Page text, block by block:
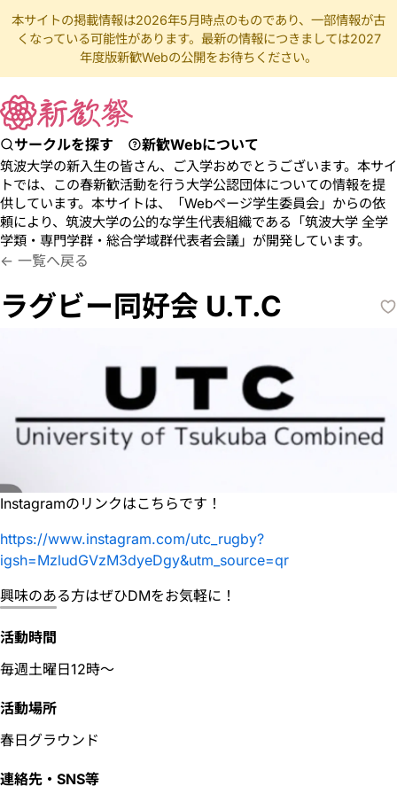
本サイトの掲載情報は2026年5月時点のものであり、一部情報が古
くなっている可能性があります。最新の情報につきましては2027
年度版新歓Webの公開をお待ちください。
サークルを探す 新歓Webについて
筑波大学の新入生の皆さん、ご入学おめでとうございます。本サイ
トでは、この春新歓活動を行う大学公認団体についての情報を提
供しています。本サイトは、「Webページ学生委員会」からの依
頼により、筑波大学の公的な学生代表組織である「筑波大学 全学
学類・専門学群・総合学域群代表者会議」が開発しています。
ゆーてぃーしー
一覧へ戻る
ラグビー同好会 U.T.C
Instagramのリンクはこちらです！
https://www.instagram.com/utc_rugby?
igsh=MzludGVzM3dyeDgy&utm_source=qr
興味のある方はぜひDMをお気軽に！
活動時間
毎週土曜日12時〜
活動場所
春日グラウンド
連絡先・SNS等